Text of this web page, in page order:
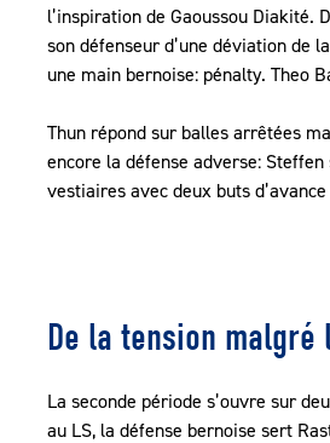
l’inspiration de Gaoussou Diakité.
son défenseur d’une déviation de
une main bernoise: pénalty. Theo
Thun répond sur balles arrêtées
encore la défense adverse:
vestiaires avec deux buts
De la tension
La seconde période s’ouvre sur
au LS, la défense bernoise sert